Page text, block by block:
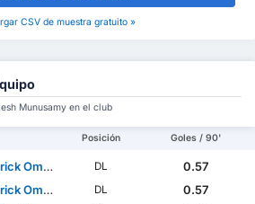
CSV de muestra gratuito »
Munusamy en el club
Posición Goles / 90'
DL
0.57
DL
0.57